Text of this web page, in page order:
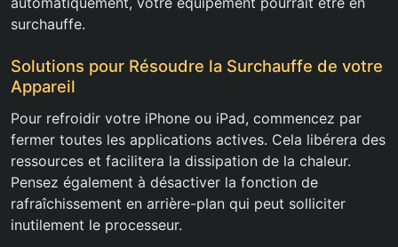
surchauffe.
Solutions pour Résoudre la Surchauffe de votre
Appareil
Pour refroidir votre iPhone ou iPad, commencez par
fermer toutes les applications actives. Cela libérera des
ressources et facilitera la dissipation de la chaleur.
Pensez également à désactiver la fonction de
rafraîchissement en arrière-plan qui peut solliciter
inutilement le processeur.